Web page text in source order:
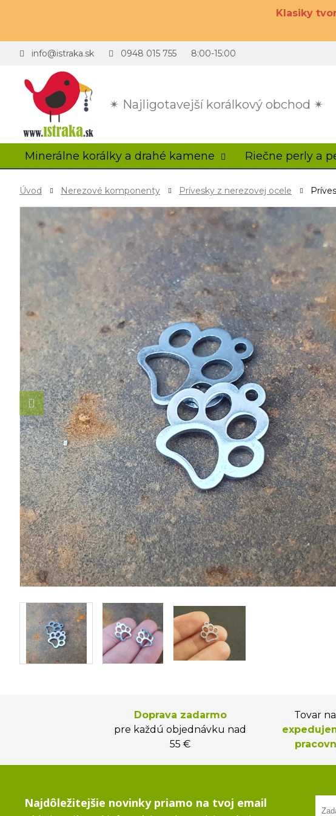
Klasiky
✴ Najligotavejší korálkový obchod ✴
info@istraka.sk 0948 015 755 8:00-15:00
Minerálne korálky a drahé kamene Riečne perly a
Úvod Nerezové komponenty Prívesky z nerezovej ocele
Doprava zadarmo
pre každú objednávku nad
55 €
Tovar
Najdôležitejšie novinky priamo na tvoj email